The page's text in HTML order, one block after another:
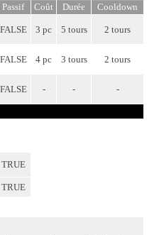
Passif Coût Durée Cooldown
FALSE 3 pc 5 tours 2 tours
FALSE 4 pc 3 tours 2 tours
FALSE - - -
TRUE
TRUE